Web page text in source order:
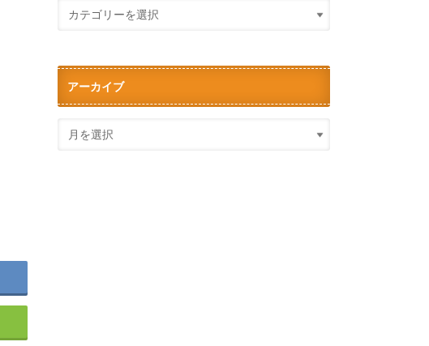
アーカイブ